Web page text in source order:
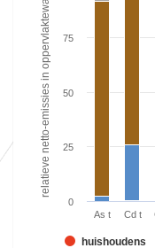
View as data
The chart has 1 X
The chart has 1 Y
relatieve netto-emissies in oppervlaktewater
huishoudens
As t Cd t
0
25
50
75